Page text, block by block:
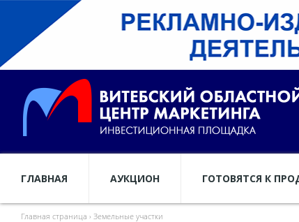
ГЛАВНАЯ АУКЦИОН ГОТОВЯТСЯ К
Главная страница › Земельные участки